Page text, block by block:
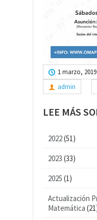
1 marzo,
admin
LEE MÁS
2022(51)
2023 (33)
2025 (1)
Actualización
Matemática